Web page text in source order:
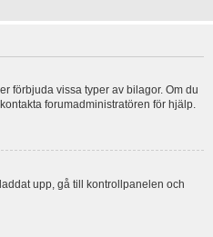
förbjuda vissa typer av bilagor. Om du
forumadministratören för hjälp.
upp, gå till kontrollpanelen och